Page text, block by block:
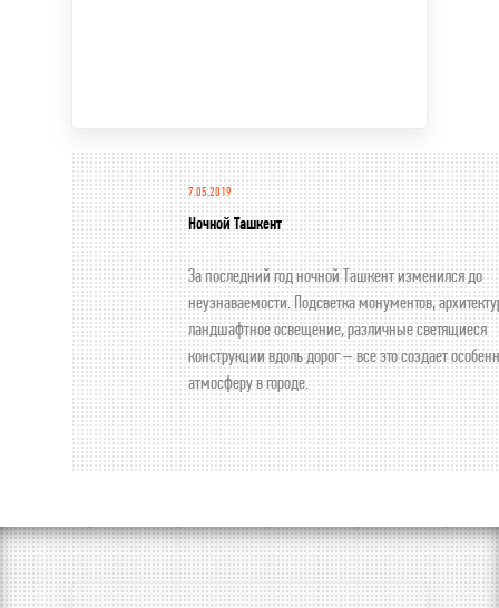
7.05.2019
Ночной Ташкент
За последний год ночной Ташкент изменился до
неузнаваемости. Подсветка монументов,
ландшафтное освещение, различные светящиеся
конструкции вдоль дорог – все это создает
атмосферу в городе.
Компания-производитель энергосберегающих
Lighting, начиная с 2018 года, предоставляет
проектирования, заканчивая обслуживанием. На
компании немало крупных реализованных
включая освещение